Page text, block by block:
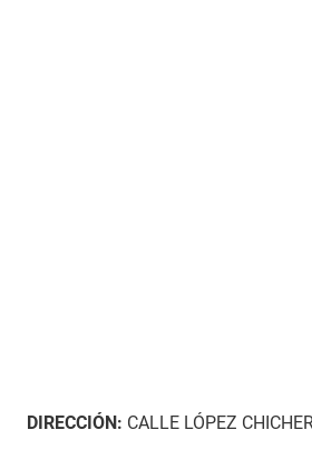
DIRECCIÓN: CALLE LÓPEZ